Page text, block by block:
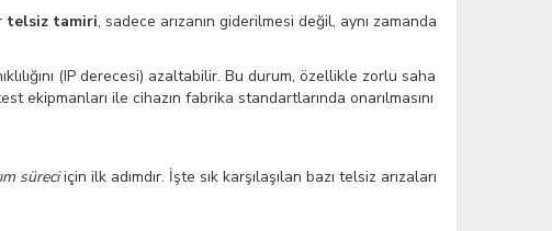
telsiz tamiri, sadece arızanın giderilmesi değil, aynı zamanda
(IP derecesi) azaltabilir. Bu durum, özellikle zorlu saha
ekipmanları ile cihazın fabrika standartlarında onarılmasını
süreciiçin ilk adımdır. İşte sık karşılaşılan bazı telsiz arızaları